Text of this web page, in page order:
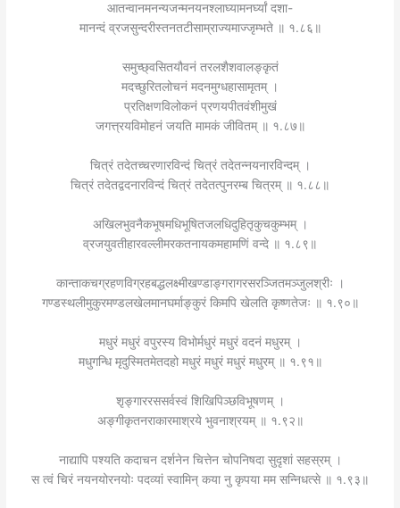
आतन्वानमनन्यजन्मनयनश्लाघ्यामनर्घ्यां दशा-
मानन्दं व्रजसुन्दरीस्तनतटीसाम्राज्यमाज्जृम्भते ॥ १.८६॥
समुच्छ्वसितयौवनं तरलशैशवालङ्कृतं
मदच्छुरितलोचनं मदनमुग्धहासामृतम् ।
प्रतिक्षणविलोकनं प्रणयपीतवंशीमुखं
जगत्त्रयविमोहनं जयति मामकं जीवितम् ॥ १.८७॥
चित्रं तदेतच्चरणारविन्दं चित्रं तदेतन्नयनारविन्दम् ।
चित्रं तदेतद्वदनारविन्दं चित्रं तदेतत्पुनरम्ब चित्रम् ॥ १.८८॥
अखिलभुवनैकभूषमधिभूषितजलधिदुहितृकुचकुम्भम् ।
व्रजयुवतीहारवल्लीमरकतनायकमहामणिं वन्दे ॥ १.८९॥
कान्ताकचग्रहणविग्रहबद्धलक्ष्मीखण्डाङ्गरागरसरञ्जितमञ्जुलश्रीः ।
गण्डस्थलीमुकुरमण्डलखेलमानघर्माङ्कुरं किमपि खेलति कृष्णतेजः ॥ १.९०॥
मधुरं मधुरं वपुरस्य विभोर्मधुरं मधुरं वदनं मधुरम् ।
मधुगन्धि मृदुस्मितमेतदहो मधुरं मधुरं मधुरं मधुरम् ॥ १.९१॥
श‍ृङ्गाररससर्वस्वं शिखिपिञ्छविभूषणम् ।
अङ्गीकृतनराकारमाश्रये भुवनाश्रयम् ॥ १.९२॥
नाद्यापि पश्यति कदाचन दर्शनेन चित्तेन चोपनिषदा सुदृशां सहस्रम् ।
स त्वं चिरं नयनयोरनयोः पदव्यां स्वामिन् कया नु कृपया मम सन्निधत्से ॥ १.९३॥